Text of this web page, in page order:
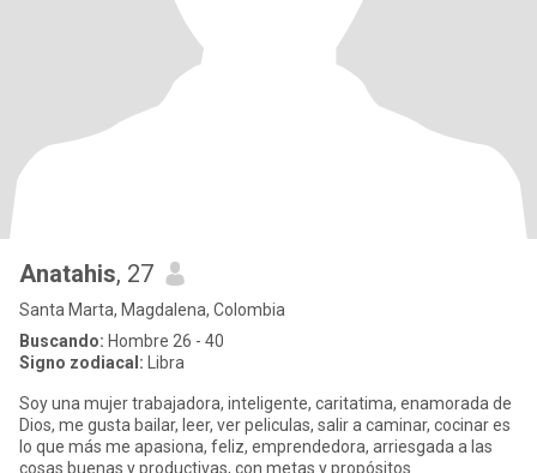
Anatahis, 27
Santa Marta, Magdalena, Colombia
Buscando: Hombre 26 - 40
Signo zodiacal: Libra
Soy una mujer trabajadora, inteligente, caritatima, enamorada de
Dios, me gusta bailar, leer, ver peliculas, salir a caminar, cocinar es
lo que más me apasiona, feliz, emprendedora, arriesgada a las
cosas buenas y productivas, con metas y propósitos